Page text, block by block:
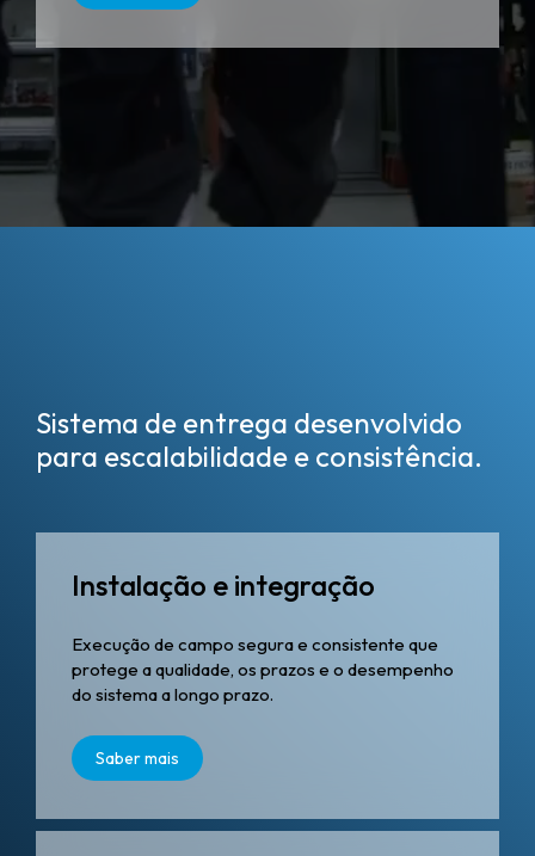
Sistema de entrega desenvolvido
para escalabilidade e consistência.
Instalação e integração
Execução de campo segura e consistente que
protege a qualidade, os prazos e o desempenho
do sistema a longo prazo.
Saber mais